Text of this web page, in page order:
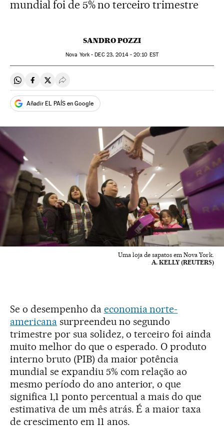
mundial foi de 5% no terceiro trimestre
SANDRO POZZI
Nova York -DEC23, 2014 - 20:10 EST
Compartir en Whatsapp
Compartir en Facebook
Compartir en Twitter
Desplegar Redes Sociales
Añadir EL PAÍS en Google
Uma loja de sapatos em Nova York.
A. KELLY (REUTERS)
Se o desempenho da economia norte-
americanasurpreendeu no segundo
trimestre por sua solidez, o terceiro foi ainda
muito melhor do que o esperado. O produto
interno bruto (PIB) da maior potência
mundial se expandiu 5% com relação ao
mesmo período do ano anterior, o que
significa 1,1 ponto percentual a mais do que
estimativa de um mês atrás. É a maior taxa
de crescimento em 11 anos.